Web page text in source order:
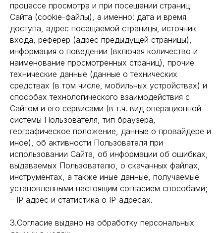
процессе просмотра и при посещении страниц
Сайта (cookie-файлы), а именно: дата и время
доступа, адрес посещаемой страницы, источник
входа, реферер (адрес предыдущей страницы),
информация о поведении (включая количество и
наименование просмотренных страниц), прочие
технические данные (данные о технических
средствах (в том числе, мобильных устройствах) и
способах технологического взаимодействия с
Сайтом и его сервисами (в т.ч. вид операционной
системы Пользователя, тип браузера,
географическое положение, данные о провайдере и
иное), об активности Пользователя при
использовании Сайта, об информации об ошибках,
выдаваемых Пользователю, о скачанных файлах,
инструментах, а также иные данные, получаемые
установленными настоящим согласием способами;
– IP адрес и статистика о IP-адресах.
3.Согласие выдано на обработку персональных